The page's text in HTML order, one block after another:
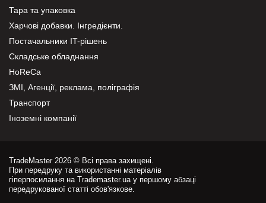
Тара та упаковка
Харчові добавки. Інгредієнти.
Постачальники IT-рішень
Складське обладнання
HoReCa
ЗМІ, Агенції, реклама, поліграфія
Транспорт
Іноземні компанії
TradeMaster 2026 © Всі права захищені.
При передруку та використанні матеріалів
гіперпосилання на Trademaster.ua у першому абзаці
передрукованої статті обов'язкове.